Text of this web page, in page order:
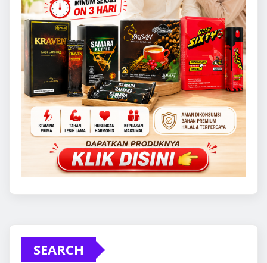
SEARCH